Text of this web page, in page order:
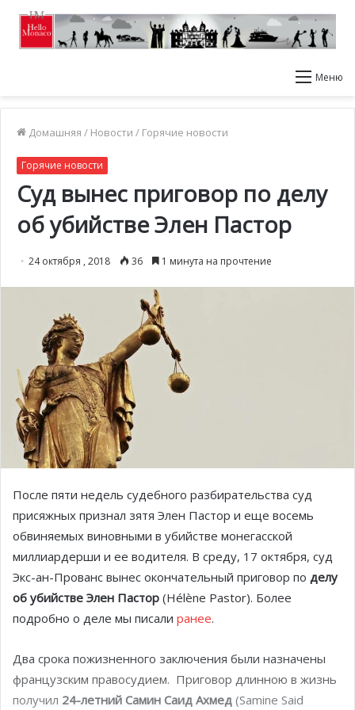
Меню
Домашняя / Новости / Горячие новости
Горячие новости
Суд вынес приговор по делу
об убийстве Элен Пастор
24 октября , 2018 36 1 минута на прочтение
После пяти недель судебного разбирательства суд
присяжных признал зятя Элен Пастор и еще восемь
обвиняемых виновными в убийстве монегасской
миллиардерши и ее водителя. В среду, 17 октября, суд
Экс-ан-Прованс вынес окончательный приговор по делу
об убийстве Элен Пастор (Hélène Pastor). Более
подробно о деле мы писали ранее.
Два срока пожизненного заключения были назначены
французским правосудием. Приговор длинною в жизнь
получил 24-летний Самин Саид Ахмед (Samine Said